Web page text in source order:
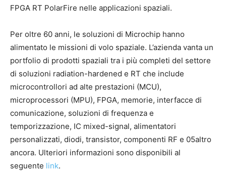
FPGA RT PolarFire nelle applicazioni spaziali.
Per oltre 60 anni, le soluzioni di Microchip hanno
alimentato le missioni di volo spaziale. L’azienda vanta un
portfolio di prodotti spaziali tra i più completi del settore
di soluzioni radiation-hardened e RT che include
microcontrollori ad alte prestazioni (MCU),
microprocessori (MPU), FPGA, memorie, interfacce di
comunicazione, soluzioni di frequenza e
temporizzazione, IC mixed-signal, alimentatori
personalizzati, diodi, transistor, componenti RF e 05altro
ancora. Ulteriori informazioni sono disponibili al
seguente link.